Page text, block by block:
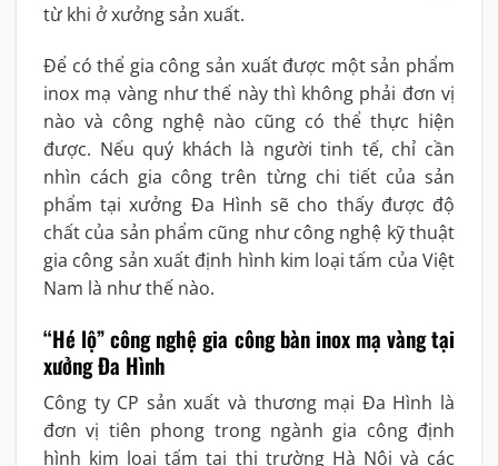
từ khi ở xưởng sản xuất.
Để có thể gia công sản xuất được một sản phẩm
inox mạ vàng như thế này thì không phải đơn vị
nào và công nghệ nào cũng có thể thực hiện
được. Nếu quý khách là người tinh tế, chỉ cần
nhìn cách gia công trên từng chi tiết của sản
phẩm tại xưởng Đa Hình sẽ cho thấy được độ
chất của sản phẩm cũng như công nghệ kỹ thuật
gia công sản xuất định hình kim loại tấm của Việt
Nam là như thế nào.
“Hé lộ” công nghệ gia công bàn inox mạ vàng tại
xưởng Đa Hình
Công ty CP sản xuất và thương mại Đa Hình là
đơn vị tiên phong trong ngành gia công định
hình kim loại tấm tại thị trường Hà Nội và các